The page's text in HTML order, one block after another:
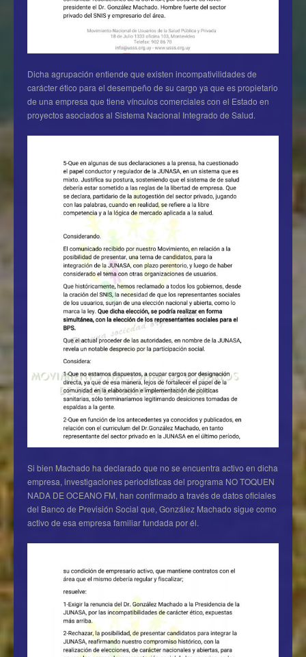
Dicha agrupación entiende que existen incompativilidades de
carácter ético para el desempeño de su cargo ya que es propietario
de una empresa que tiene vínculos comerciales con el Estado en
proyectos asociados al Sistema Nacional Integrado de Salud.
Si bien Machado ha declarado que no se encuentra activo en dicha
empresa, investigaciones periodísticas del programa NO TOQUEN
NADA DE OCEANO FM, han confirmado a través de datos oficiales
del Banco de Previsión Social que, González Machado sigue como
activo de esa empresa familiar fundada por él.